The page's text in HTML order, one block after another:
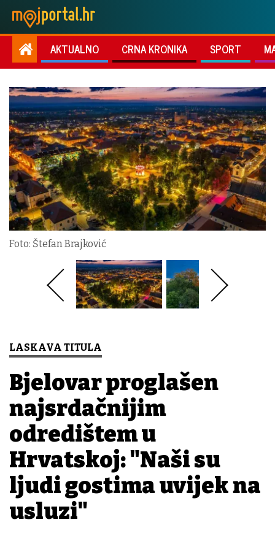
AKTUALNO CRNA KRONIKA SPORT
Foto: Štefan Brajković
LASKAVA TITULA
Bjelovar proglašen
najsrdačnijim
odredištem u
Hrvatskoj: "Naši su
ljudi gostima uvijek na
usluzi"